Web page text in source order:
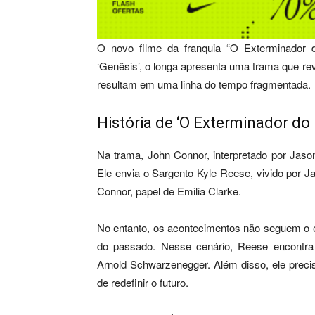
O novo filme da franquia “O Exterminador
‘Genêsis’, o longa apresenta uma trama que
resultam em uma linha do tempo fragmentada.
História de ‘O Exterminador do
Na trama, John Connor, interpretado por
Ele envia o Sargento Kyle Reese, vivido por
Connor, papel de Emilia Clarke.
No entanto, os acontecimentos não seguem
do passado. Nesse cenário, Reese
Arnold Schwarzenegger. Além disso, ele
de redefinir o futuro.